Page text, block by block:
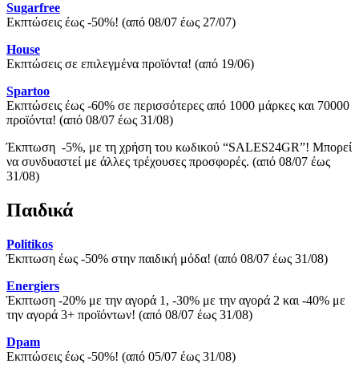
Sugarfree
Εκπτώσεις έως -50%! (από 08/07 έως 27/07)
House
Εκπτώσεις σε επιλεγμένα προϊόντα! (από 19/06)
Spartoo
Εκπτώσεις έως -60% σε περισσότερες από 1000 μάρκες και 70000
προϊόντα! (από 08/07 έως 31/08)
Έκπτωση -5%, με τη χρήση του κωδικού “SALES24GR”! Μπορεί
να συνδυαστεί με άλλες τρέχουσες προσφορές. (από 08/07 έως
31/08)
Παιδικά
Politikos
Έκπτωση έως -50% στην παιδική μόδα! (από 08/07 έως 31/08)
Energiers
Έκπτωση -20% με την αγορά 1, -30% με την αγορά 2 και -40% με
την αγορά 3+ προϊόντων! (από 08/07 έως 31/08)
Dpam
Εκπτώσεις έως -50%! (από 05/07 έως 31/08)